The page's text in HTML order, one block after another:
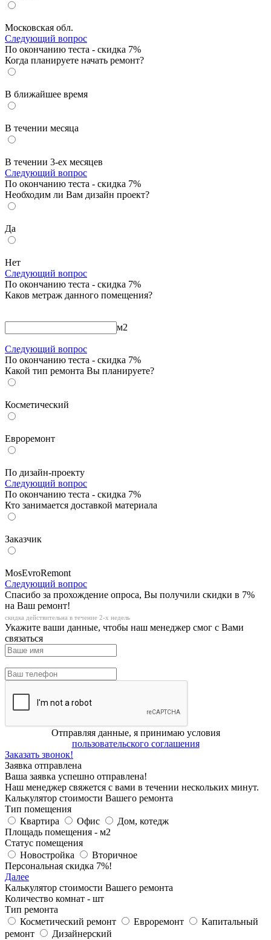
Московская обл.
Следующий вопрос
По окончанию теста - скидка 7%
Когда планируете начать ремонт?
В ближайшее время
В течении месяца
В течении 3-ех месяцев
Следующий вопрос
По окончанию теста - скидка 7%
Необходим ли Вам дизайн проект?
Да
Нет
Следующий вопрос
По окончанию теста - скидка 7%
Каков метраж данного помещения?
м2
Следующий вопрос
По окончанию теста - скидка 7%
Какой тип ремонта Вы планируете?
Косметический
Евроремонт
По дизайн-проекту
Следующий вопрос
По окончанию теста - скидка 7%
Кто занимается доставкой материала
Заказчик
MosEvroRemont
Следующий вопрос
Спасибо за прохождение опроса, Вы получили скидки в 7%
на Ваш ремонт!
скидка действительна в течение 2-х недель
Укажите ваши данные, чтобы наш менеджер смог с Вами
связаться
Отправляя данные, я принимаю условия
пользовательского соглашения
Заказать звонок!
Заявка отправлена
Ваша заявка успешно отправлена!
Наш менеджер свяжется с вами в течении нескольких минут.
Калькулятор стоимости Вашего ремонта
Тип помещения
Квартира
Офис
Дом, котедж
Площадь помещения - м2
Статус помещения
Новостройка
Вторичное
Персональная скидка 7%!
Далее
Калькулятор стоимости Вашего ремонта
Количество комнат - шт
Тип ремонта
Косметический ремонт
Евроремонт
Капитальный
ремонт
Дизайнерский